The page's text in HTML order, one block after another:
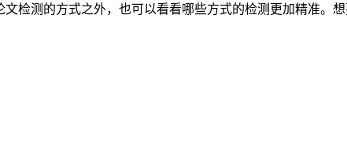
检测的方式之外，也可以看看哪些方式的检测更加精准。